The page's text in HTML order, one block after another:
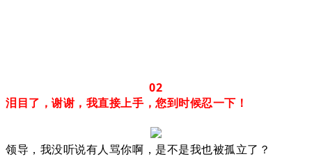
02
泪目了，谢谢，我直接上手，您到时候忍一下！
领导，我没听说有人骂你啊，是不是我也被孤立了？